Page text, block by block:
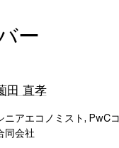
ー
田 直孝
ニアエコノミスト, PwC
同会社